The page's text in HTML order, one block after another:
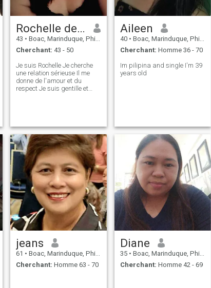
Rochelle dela Cruz
43 • Boac, Marinduque, Philippines
Cherchant: 43 - 50
Je suis Rochelle Je cherche
une relation sérieuse Il me
donne de l'amour et du
respect Je suis gentille et
Aileen
40 • Boac, Marinduque, Philippines
Cherchant: Homme 36 - 70
Im pilipina and single I'm 39
years old
jeans
61 • Boac, Marinduque, Philippines
Cherchant: Homme 63 - 70
Diane
35 • Boac, Marinduque, Philippines
Cherchant: Homme 42 - 69